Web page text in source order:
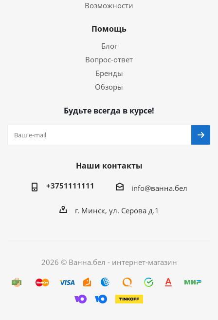
Возможности
Помощь
Блог
Вопрос-ответ
Бренды
Обзоры
Будьте всегда в курсе!
Наши контакты
+3751111111 info@ванна.бел
г. Минск, ул. Серова д.1
2026 © Ванна.бел - интернет-магазин